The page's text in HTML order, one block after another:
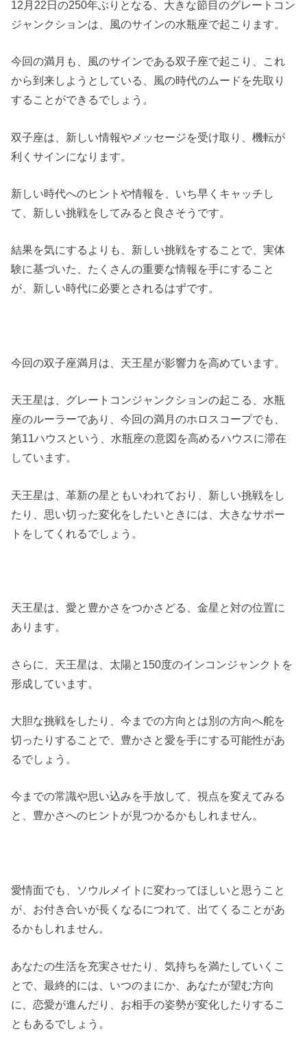
12月22日の250年ぶりとなる、大きな節目のグレートコン
ジャンクションは、風のサインの水瓶座で起こります。
今回の満月も、風のサインである双子座で起こり、これ
から到来しようとしている、風の時代のムードを先取り
することができるでしょう。
双子座は、新しい情報やメッセージを受け取り、機転が
利くサインになります。
新しい時代へのヒントや情報を、いち早くキャッチし
て、新しい挑戦をしてみると良さそうです。
結果を気にするよりも、新しい挑戦をすることで、実体
験に基づいた、たくさんの重要な情報を手にすること
が、新しい時代に必要とされるはずです。
今回の双子座満月は、天王星が影響力を高めています。
天王星は、グレートコンジャンクションの起こる、水瓶
座のルーラーであり、今回の満月のホロスコープでも、
第11ハウスという、水瓶座の意図を高めるハウスに滞在
しています。
天王星は、革新の星ともいわれており、新しい挑戦をし
たり、思い切った変化をしたいときには、大きなサポー
トをしてくれるでしょう。
天王星は、愛と豊かさをつかさどる、金星と対の位置に
あります。
さらに、天王星は、太陽と150度のインコンジャンクトを
形成しています。
大胆な挑戦をしたり、今までの方向とは別の方向へ舵を
切ったりすることで、豊かさと愛を手にする可能性があ
るでしょう。
今までの常識や思い込みを手放して、視点を変えてみる
と、豊かさへのヒントが見つかるかもしれません。
愛情面でも、ソウルメイトに変わってほしいと思うこと
が、お付き合いが長くなるにつれて、出てくることがあ
るかもしれません。
あなたの生活を充実させたり、気持ちを満たしていくこ
とで、最終的には、いつのまにか、あなたが望む方向
に、恋愛が進んだり、お相手の姿勢が変化したりするこ
ともあるでしょう。